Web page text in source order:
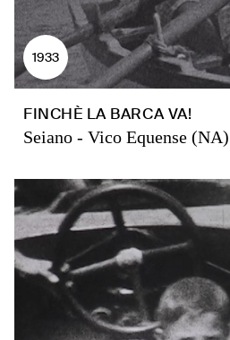
1933
FINCHÈ LA BARCA VA!
Seiano - Vico Equense (NA)